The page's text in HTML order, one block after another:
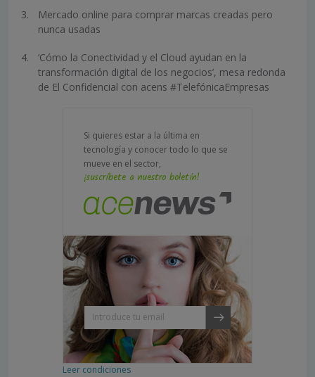
Mercado online para comprar marcas creadas pero
nunca usadas
‘Cómo la Conectividad y el Cloud ayudan en la
transformación digital de los negocios’, mesa redonda
de El Confidencial con acens #TelefónicaEmpresas
Si quieres estar a la última en
tecnología y conocer todo lo que se
mueve en el sector,
¡suscríbete a nuestro boletín!
Leer condiciones